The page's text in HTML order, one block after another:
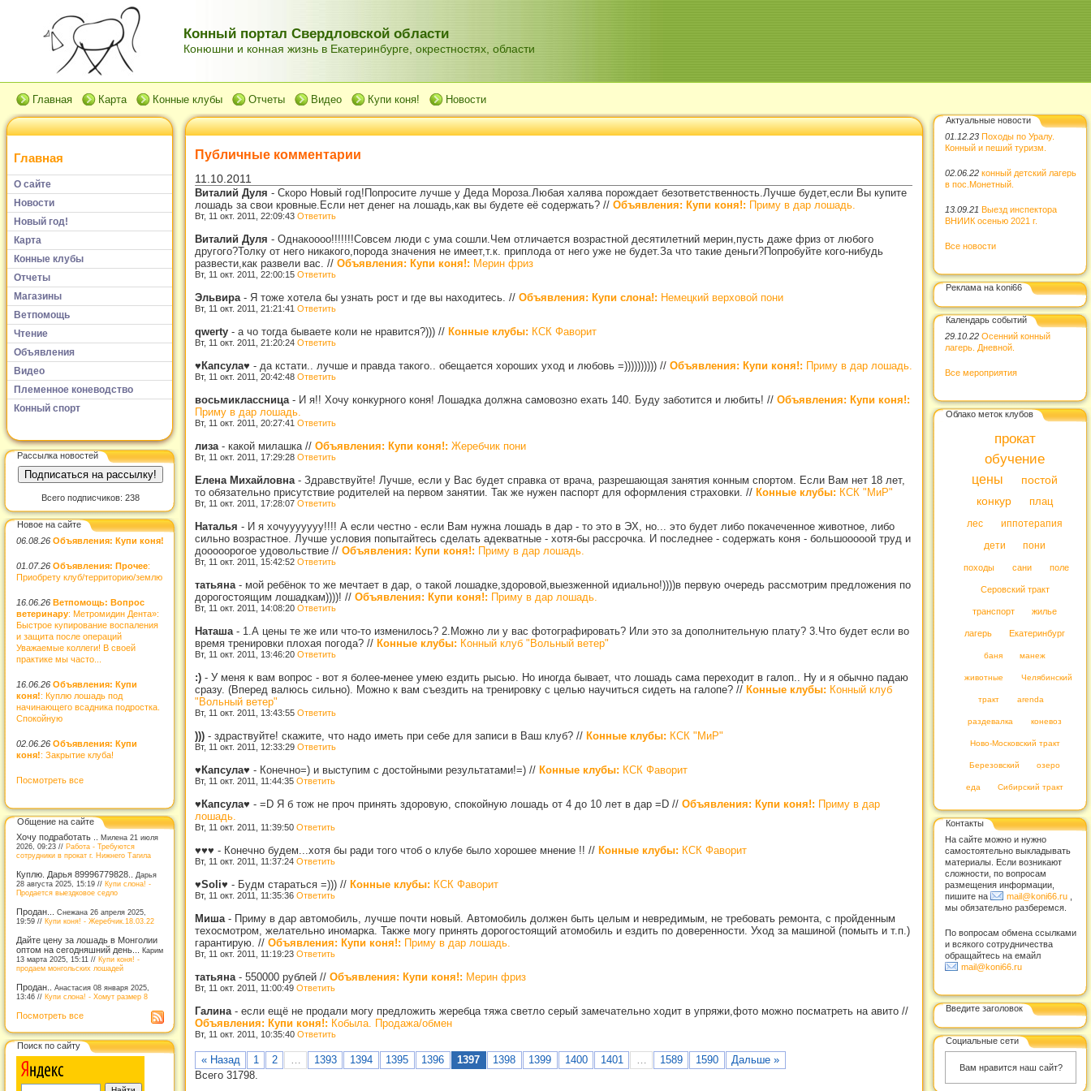
Конный портал Свердловской области
Конюшни и конная жизнь в Екатеринбурге, окрестностях, области
Главная Карта Конные клубы Отчеты Видео Купи коня! Новости
Главная
О сайте
Новости
Новый год!
Карта
Конные клубы
Отчеты
Магазины
Ветпомощь
Чтение
Объявления
Видео
Племенное коневодство
Конный спорт
Рассылка новостей
Всего подписчиков: 238
Новое на сайте
06.08.26 Объявления: Купи коня!
01.07.26 Объявления: Прочее:
Приобрету клуб/территорию/землю
16.06.26 Ветпомощь: Вопрос
ветеринару: Метромидин Дента»:
Быстрое купирование воспаления
и защита после операций
Уважаемые коллеги! В своей
практике мы часто...
16.06.26 Объявления: Купи
коня!: Куплю лошадь под
начинающего всадника подростка.
Спокойную
02.06.26 Объявления: Купи
коня!: Закрытие клуба!
Посмотреть все
Общение на сайте
Хочу подработать .. Милена 21 июля
2026, 09:23 // Работа - Требуются
сотрудники в прокат г. Нижнего Тагила
Куплю. Дарья 89996779828..
Дарья
28 августа 2025, 15:19 // Купи слона! -
Продается выездковое седло
Продан... Снежана 26 апреля 2025,
19:59 // Купи коня! - Жеребчик.18.03.22
Дайте цену за лошадь в Монголии
оптом на сегодняшний день... Карим
13 марта 2025, 15:11 // Купи коня! -
продаем монгольских лошадей
Продан.. Анастасия 08 января 2025,
13:46 // Купи слона! - Хомут размер 8
Посмотреть все
Поиск по сайту
Публичные комментарии
11.10.2011
Виталий Дуля - Скоро Новый год!Попросите лучше у Деда Мороза.Любая халява порождает безответственность.Лучше будет,если Вы купите
лошадь за свои кровные.Если нет денег на лошадь,как вы будете её содержать? // Объявления: Купи коня!: Приму в дар лошадь.
Вт, 11 окт. 2011, 22:09:43 Ответить
Виталий Дуля - Однакоооо!!!!!!!Совсем люди с ума сошли.Чем отличается возрастной десятилетний мерин,пусть даже фриз от любого
другого?Толку от него никакого,порода значения не имеет,т.к. приплода от него уже не будет.За что такие деньги?Попробуйте кого-нибудь
развести,как развели вас. // Объявления: Купи коня!: Мерин фриз
Вт, 11 окт. 2011, 22:00:15 Ответить
Эльвира - Я тоже хотела бы узнать рост и где вы находитесь. // Объявления: Купи слона!: Немецкий верховой пони
Вт, 11 окт. 2011, 21:21:41 Ответить
qwerty - а чо тогда бываете коли не нравится?))) // Конные клубы: КСК Фаворит
Вт, 11 окт. 2011, 21:20:24 Ответить
♥Капсула♥ - да кстати.. лучше и правда такого.. обещается хороших уход и любовь =)))))))))) // Объявления: Купи коня!: Приму в дар лошадь.
Вт, 11 окт. 2011, 20:42:48 Ответить
восьмиклассница - И я!! Хочу конкурного коня! Лошадка должна самовозно ехать 140. Буду заботится и любить! // Объявления: Купи коня!:
Приму в дар лошадь.
Вт, 11 окт. 2011, 20:27:41 Ответить
лиза - какой милашка // Объявления: Купи коня!: Жеребчик пони
Вт, 11 окт. 2011, 17:29:28 Ответить
Елена Михайловна - Здравствуйте! Лучше, если у Вас будет справка от врача, разрешающая занятия конным спортом. Если Вам нет 18 лет,
то обязательно присутствие родителей на первом занятии. Так же нужен паспорт для оформления страховки. // Конные клубы: КСК "МиР"
Вт, 11 окт. 2011, 17:28:07 Ответить
Наталья - И я хочууууууу!!!! А если честно - если Вам нужна лошадь в дар - то это в ЭХ, но... это будет либо покачеченное животное, либо
сильно возрастное. Лучше условия попытайтесь сделать адекватные - хотя-бы рассрочка. И последнее - содержать коня - большооооой труд и
дооооорогое удовольствие // Объявления: Купи коня!: Приму в дар лошадь.
Вт, 11 окт. 2011, 15:42:52 Ответить
татьяна - мой ребёнок то же мечтает в дар, о такой лошадке,здоровой,выезженной идиально!))))в первую очередь рассмотрим предложения по
дорогостоящим лошадкам))))! // Объявления: Купи коня!: Приму в дар лошадь.
Вт, 11 окт. 2011, 14:08:20 Ответить
Наташа - 1.А цены те же или что-то изменилось? 2.Можно ли у вас фотографировать? Или это за дополнительную плату? 3.Что будет если во
время тренировки плохая погода? // Конные клубы: Конный клуб "Вольный ветер"
Вт, 11 окт. 2011, 13:46:20 Ответить
:) - У меня к вам вопрос - вот я более-менее умею ездить рысью. Но иногда бывает, что лошадь сама переходит в галоп.. Ну и я обычно падаю
сразу. (Вперед валюсь сильно). Можно к вам съездить на тренировку с целью научиться сидеть на галопе? // Конные клубы: Конный клуб
"Вольный ветер"
Вт, 11 окт. 2011, 13:43:55 Ответить
))) - здраствуйте! скажите, что надо иметь при себе для записи в Ваш клуб? // Конные клубы: КСК "МиР"
Вт, 11 окт. 2011, 12:33:29 Ответить
♥Капсула♥ - Конечно=) и выступим с достойными результатами!=) // Конные клубы: КСК Фаворит
Вт, 11 окт. 2011, 11:44:35 Ответить
♥Капсула♥ - =D Я б тож не проч принять здоровую, спокойную лошадь от 4 до 10 лет в дар =D // Объявления: Купи коня!: Приму в дар
лошадь.
Вт, 11 окт. 2011, 11:39:50 Ответить
♥♥♥ - Конечно будем...хотя бы ради того чтоб о клубе было хорошее мнение !! // Конные клубы: КСК Фаворит
Вт, 11 окт. 2011, 11:37:24 Ответить
♥Soli♥ - Будм стараться =))) // Конные клубы: КСК Фаворит
Вт, 11 окт. 2011, 11:35:36 Ответить
Миша - Приму в дар автомобиль, лучше почти новый. Автомобиль должен быть целым и невредимым, не требовать ремонта, с пройденным
техосмотром, желательно иномарка. Также могу принять дорогостоящий атомобиль и ездить по доверенности. Уход за машиной (помыть и т.п.)
гарантирую. // Объявления: Купи коня!: Приму в дар лошадь.
Вт, 11 окт. 2011, 11:19:23 Ответить
татьяна - 550000 рублей // Объявления: Купи коня!: Мерин фриз
Вт, 11 окт. 2011, 11:00:49 Ответить
Галина - если ещё не продали могу предложить жеребца тяжа светло серый замечательно ходит в упряжи,фото можно посматреть на авито //
Объявления: Купи коня!: Кобыла. Продажа/обмен
Вт, 11 окт. 2011, 10:35:40 Ответить
« Назад 1 2 … 1393 1394 1395 1396 1397 1398 1399 1400 1401 … 1589 1590
Дальше »
Всего 31798.
Актуальные новости
01.12.23 Походы по Уралу.
Конный и пеший туризм.
02.06.22 конный детский лагерь
в пос.Монетный.
13.09.21 Выезд инспектора
ВНИИК осенью 2021 г.
Все новости
Реклама на koni66
Календарь событий
29.10.22 Осенний конный
лагерь. Дневной.
Все мероприятия
Облако меток клубов
прокат
обучение
цены
постой
конкур
плац
лес
иппотерапия
дети
пони
походы сани поле
Серовский тракт
транспорт жилье
лагерь Екатеринбург
баня манеж
животные Челябинский
тракт arenda
раздевалка коневоз
Ново-Московский тракт
Березовский озеро
еда Сибирский тракт
Контакты
На сайте можно и нужно
самостоятельно выкладывать
материалы. Если возникают
сложности, по вопросам
размещения информации,
пишите на
mail@koni66.ru
мы обязательно разберемся.
По вопросам обмена ссылками
и всякого сотрудничества
обращайтесь на емайл
mail@koni66.ru
Введите заголовок
Социальные сети
Вам нравится наш сайт?